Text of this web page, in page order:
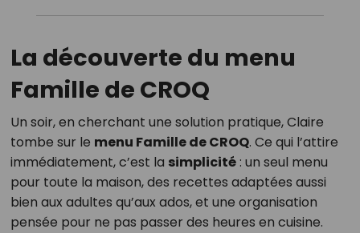
La découverte du menu
Famille de CROQ
Un soir, en cherchant une solution pratique, Claire
tombe sur le menu Famille de CROQ. Ce qui l’attire
immédiatement, c’est la simplicité: un seul menu
pour toute la maison, des recettes adaptées aussi
bien aux adultes qu’aux ados, et une organisation
pensée pour ne pas passer des heures en cuisine.